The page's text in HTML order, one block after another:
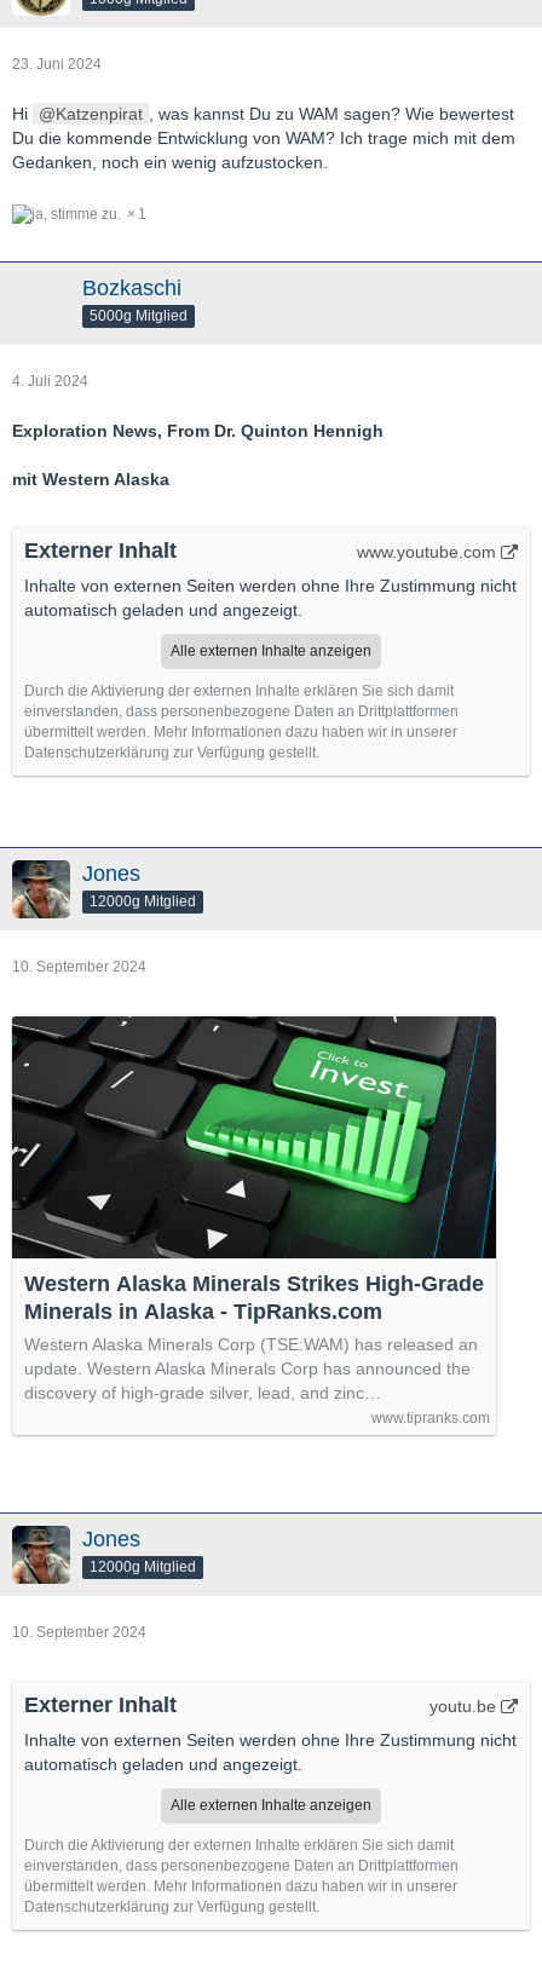
23. Juni 2024
Hi Katzenpirat
, was kannst Du zu WAM sagen? Wie bewertest
Du die kommende Entwicklung von WAM? Ich trage mich mit dem
Gedanken, noch ein wenig aufzustocken.
1
Bozkaschi
5000g Mitglied
4. Juli 2024
Exploration News, From Dr. Quinton Hennigh
mit Western Alaska
Externer Inhalt
www.youtube.com
Inhalte von externen Seiten werden ohne Ihre Zustimmung nicht
automatisch geladen und angezeigt.
Alle externen Inhalte anzeigen
Durch die Aktivierung der externen Inhalte erklären Sie sich damit
einverstanden, dass personenbezogene Daten an Drittplattformen
übermittelt werden. Mehr Informationen dazu haben wir in unserer
Datenschutzerklärung zur Verfügung gestellt.
Jones
12000g Mitglied
10. September 2024
Western Alaska Minerals Strikes High-Grade
Minerals in Alaska - TipRanks.com
Western Alaska Minerals Corp (TSE:WAM) has released an
update. Western Alaska Minerals Corp has announced the
discovery of high-grade silver, lead, and zinc…
www.tipranks.com
Jones
12000g Mitglied
10. September 2024
Externer Inhalt
youtu.be
Inhalte von externen Seiten werden ohne Ihre Zustimmung nicht
automatisch geladen und angezeigt.
Alle externen Inhalte anzeigen
Durch die Aktivierung der externen Inhalte erklären Sie sich damit
einverstanden, dass personenbezogene Daten an Drittplattformen
übermittelt werden. Mehr Informationen dazu haben wir in unserer
Datenschutzerklärung zur Verfügung gestellt.